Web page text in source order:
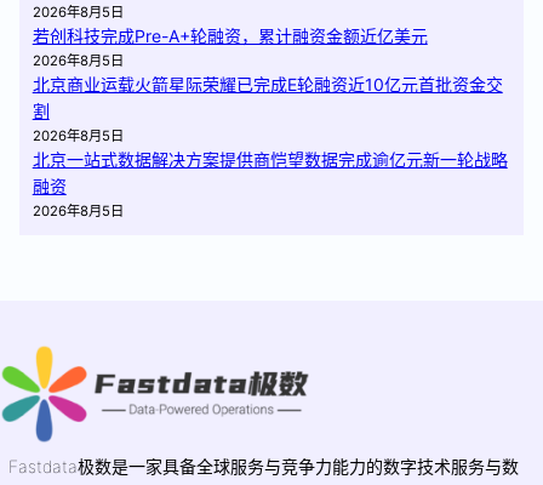
2026年8月5日
若创科技完成Pre-A+轮融资，累计融资金额近亿美元
2026年8月5日
北京商业运载火箭星际荣耀已完成E轮融资近10亿元首批资金交
割
2026年8月5日
北京一站式数据解决方案提供商恺望数据完成逾亿元新一轮战略
融资
2026年8月5日
Fastdata极数是一家具备全球服务与竞争力能力的数字技术服务与数